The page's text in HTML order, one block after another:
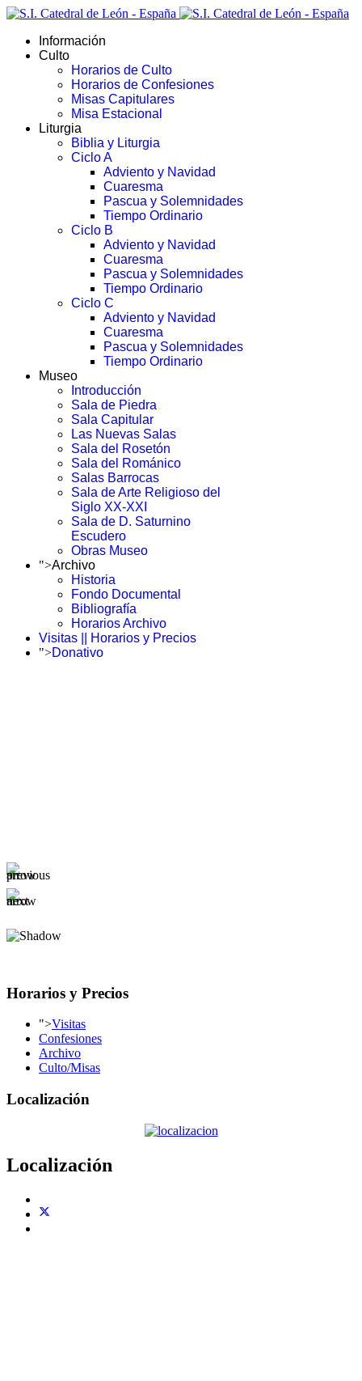
Información
Culto
Horarios de Culto
Horarios de Confesiones
Misas Capitulares
Misa Estacional
Liturgia
Biblia y Liturgia
Ciclo A
Adviento y Navidad
Cuaresma
Pascua y Solemnidades
Tiempo Ordinario
Ciclo B
Adviento y Navidad
Cuaresma
Pascua y Solemnidades
Tiempo Ordinario
Ciclo C
Adviento y Navidad
Cuaresma
Pascua y Solemnidades
Tiempo Ordinario
Museo
Introducción
Sala de Piedra
Sala Capitular
Las Nuevas Salas
Sala del Rosetón
Sala del Románico
Salas Barrocas
Sala de Arte Religioso del
Siglo XX-XXI
Sala de D. Saturnino
Escudero
Obras Museo
">Archivo
Historia
Fondo Documental
Bibliografía
Horarios Archivo
Visitas || Horarios y Precios
">Donativo
Horarios y Precios
">Visitas
Confesiones
Archivo
Culto/Misas
Localización
Localización